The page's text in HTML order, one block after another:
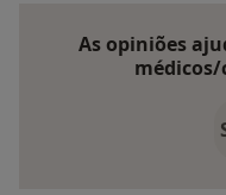
As opiniões